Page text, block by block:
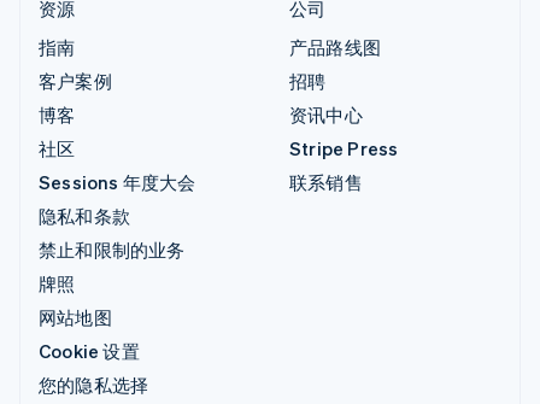
资源
指南
客户案例
博客
社区
Sessions 年度大会
隐私和条款
禁止和限制的业务
牌照
网站地图
Cookie 设置
您的隐私选择
公司
产品路线图
招聘
资讯中心
Stripe Press
联系销售